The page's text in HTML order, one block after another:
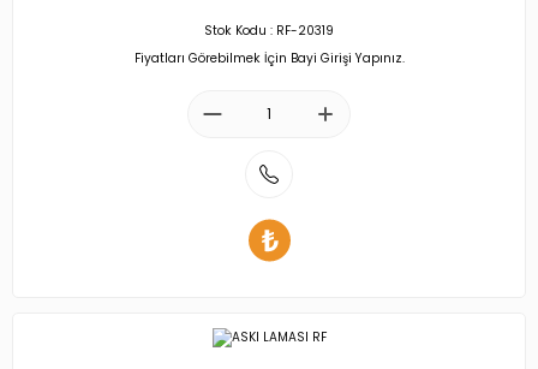
Stok Kodu : RF-20319
Fiyatları Görebilmek İçin Bayi Girişi Yapınız.